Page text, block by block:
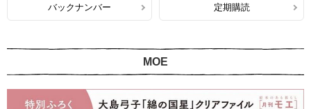
バックナンバー 定期購読
MOE